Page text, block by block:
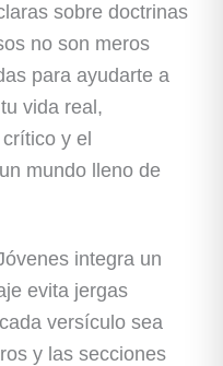
sobre doctrinas
no son meros
para ayudarte a
vida real,
y el
mundo lleno de
integra un
evita jergas
versículo sea
y las secciones